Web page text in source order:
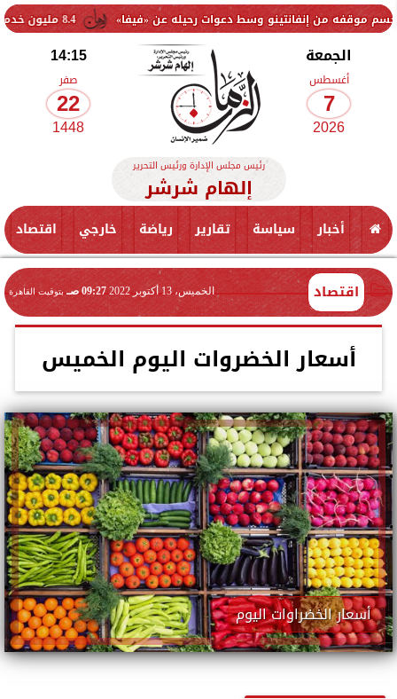
8.4 مليون خدمة طبية مجانية خلال عام.. الصحة تكشف حصاد القوافل العلاجية بالمحافظات إنفانتينو وسط دعوات رحيله عن «فيفا»
الجمعة
أغسطس
7
2026
14:15
صفر
22
1448
رئيس مجلس الإدارة ورئيس التحرير
إلهام شرشر
أخبار سياسة تقارير رياضة خارجي اقتصاد
اقتصاد الخميس، 13 أكتوبر 2022 09:27 صـ بتوقيت القاهرة
أسعار الخضروات اليوم الخميس
أسعار الخضراوات اليوم